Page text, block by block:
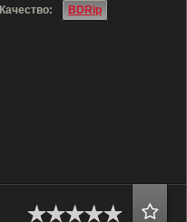
Качество:
BDRip